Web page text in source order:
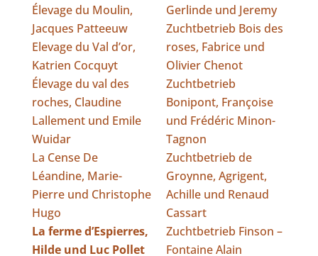
Élevage du Moulin,
Jacques Patteeuw
Elevage du Val d’or,
Katrien Cocquyt
Élevage du val des
roches, Claudine
Lallement und Emile
Wuidar
La Cense De
Léandine, Marie-
Pierre und Christophe
Hugo
La ferme d’Espierres,
Hilde und Luc Pollet
Gerlinde und Jeremy
Zuchtbetrieb Bois des
roses, Fabrice und
Olivier Chenot
Zuchtbetrieb
Bonipont, Françoise
und Frédéric Minon-
Tagnon
Zuchtbetrieb de
Groynne, Agrigent,
Achille und Renaud
Cassart
Zuchtbetrieb Finson –
Fontaine Alain